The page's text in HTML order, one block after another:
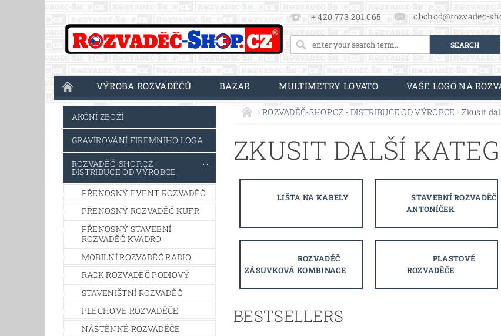
+ 420 773 201 065 obchod@rozvadec-
VÝROBA ROZVADĚČŮ BAZAR MULTIMETRY LOVATO VAŠE LOGO NA
AKČNÍ ZBOŽÍ
GRAVÍROVÁNÍ FIREMNÍHO LOGA
ROZVADĚČ-SHOP.CZ -
DISTRIBUCE OD VÝROBCE
PŘENOSNÝ EVENT ROZVADĚČ
PŘENOSNÝ ROZVADĚČ KUFR
PŘENOSNÝ STAVEBNÍ
ROZVADĚČ KVADRO
MOBILNÍ ROZVADĚČ RADIO
RACK ROZVADĚČ PODIOVÝ
STAVENIŠTNÍ ROZVADĚČ
PLECHOVÉ ROZVADĚČE
NÁSTĚNNÉ ROZVADĚČE
ROZVADĚČ-SHOP.CZ - DISTRIBUCE OD VÝROBCE Zkusit
ZKUSIT DALŠÍ
LIŠTA NA KABELY
STAVEBNÍ ROZVADĚČ
ANTONÍČEK
ROZVADĚČ
ZÁSUVKOVÁ KOMBINACE
PLASTOVÉ
ROZVADĚČE
BESTSELLERS